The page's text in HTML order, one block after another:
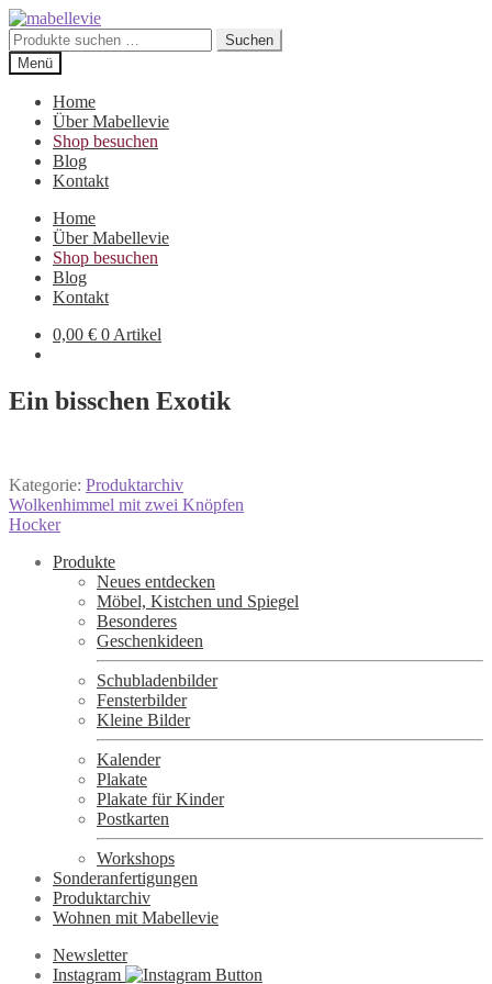
Zur
Navigation
springen
Zum
Inhalt
springen
Suchen
nach:
Suchen
Menü
Home
Über Mabellevie
Shop besuchen
Blog
Kontakt
Home
Über Mabellevie
Shop besuchen
Blog
Kontakt
0,00 € 0 Artikel
Ein bisschen Exotik
Kategorie: Produktarchiv
Beitragsnavigation
Vorheriger
Beitrag:
Wolkenhimmel mit zwei Knöpfen
Nächster
Hocker
Produkte
Neues entdecken
Möbel, Kistchen und Spiegel
Besonderes
Geschenkideen
Schubladenbilder
Fensterbilder
Kleine Bilder
Kalender
Plakate
Plakate für Kinder
Postkarten
Workshops
Sonderanfertigungen
Produktarchiv
Wohnen mit Mabellevie
Newsletter
Instagram